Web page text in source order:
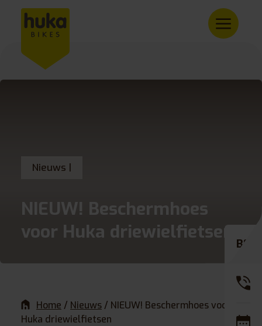
Nieuws |
NIEUW! Beschermhoes
voor Huka driewielfietsen
Home / Nieuws / NIEUW! Beschermhoes voor
Huka driewielfietsen
BE